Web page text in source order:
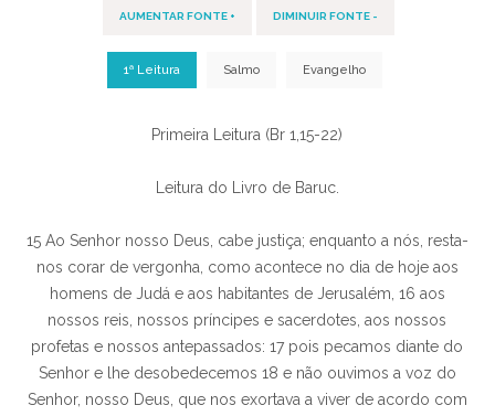
AUMENTAR FONTE + DIMINUIR FONTE -
1ª Leitura Salmo Evangelho
Primeira Leitura (Br 1,15-22)
Leitura do Livro de Baruc.
15 Ao Senhor nosso Deus, cabe justiça; enquanto a nós, resta-
nos corar de vergonha, como acontece no dia de hoje aos
homens de Judá e aos habitantes de Jerusalém, 16 aos
nossos reis, nossos príncipes e sacerdotes, aos nossos
profetas e nossos antepassados: 17 pois pecamos diante do
Senhor e lhe desobedecemos 18 e não ouvimos a voz do
Senhor, nosso Deus, que nos exortava a viver de acordo com